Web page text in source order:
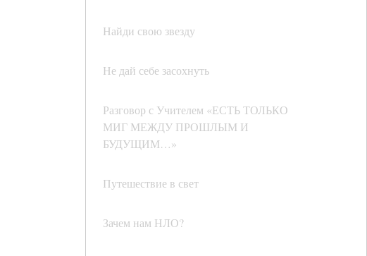
Найди свою звезду
Не дай себе засохнуть
Разговор с Учителем «ЕСТЬ ТОЛЬКО
МИГ МЕЖДУ ПРОШЛЫМ И
БУДУЩИМ…»
Путешествие в свет
Зачем нам НЛО?